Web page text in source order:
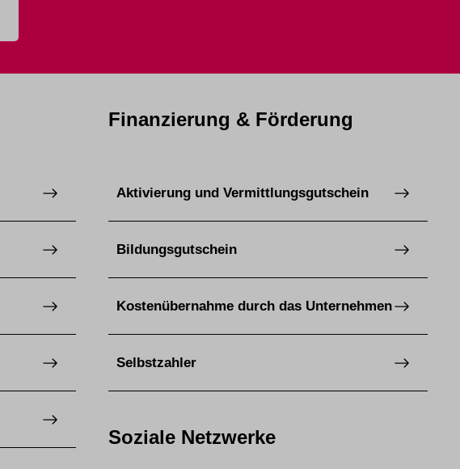
Finanzierung & Förderung
Aktivierung und Vermittlungsgutschein
Bildungsgutschein
Kostenübernahme durch das Unternehmen
Selbstzahler
Soziale Netzwerke